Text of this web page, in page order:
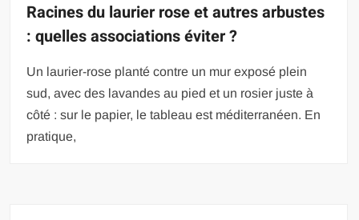
Racines du laurier rose et autres arbustes
: quelles associations éviter ?
Un laurier-rose planté contre un mur exposé plein
sud, avec des lavandes au pied et un rosier juste à
côté : sur le papier, le tableau est méditerranéen. En
pratique,